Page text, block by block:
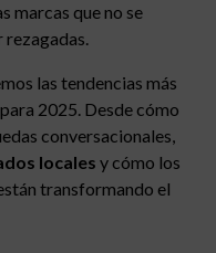
marcas que no se
rezagadas.
las tendencias más
2025. Desde cómo
conversacionales,
locales y cómo los
transformando el